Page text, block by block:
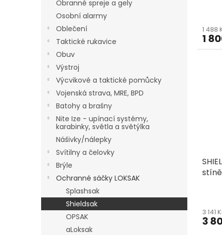
Obranné spreje a gely
Osobní alarmy
Oblečení
Taktické rukavice
Obuv
Výstroj
Výcvikové a taktické pomůcky
Vojenská strava, MRE, BPD
Batohy a brašny
Nite Ize - upínací systémy,
karabinky, světla a světýlka
Nášivky/nálepky
Svítilny a čelovky
Brýle
Ochranné sáčky LOKSAK
Splashsak
Shieldsak
OPSAK
aLoksak
1 488
1
3 141
3